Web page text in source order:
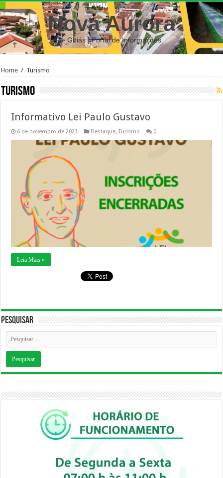
Nova Aurora
– Goiás | Portal de Informações
Home / Turismo
Turismo
Informativo Lei Paulo Gustavo
6 de novembro de 2023 Destaque,Turismo 0
Leia Mais »
Pesquisar